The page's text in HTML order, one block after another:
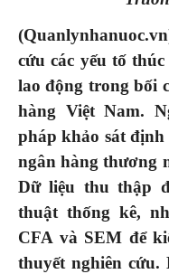
cứu các yếu tố
lao động trong bối
hàng Việt Nam.
pháp khảo sát
ngân hàng thương
Dữ liệu thu thập
thuật thống kê,
CFA và SEM để
thuyết nghiên